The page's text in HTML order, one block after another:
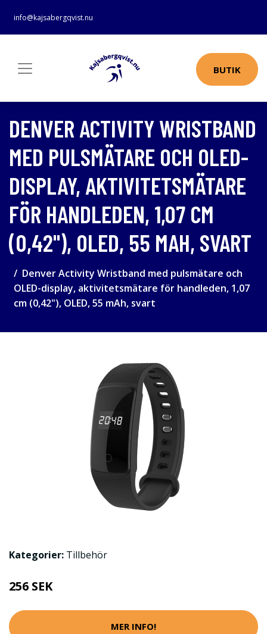
info@kajsabergqvist.nu
BUTIK
DENVER ACTIVITY WRISTBAND
MED PULSMÄTARE OCH OLED-
DISPLAY, AKTIVITETSMÄTARE
FÖR HANDLEDEN, 1,07 CM
(0,42"), OLED, 55 MAH, SVART
Denver Activity Wristband med pulsmätare och
OLED-display, aktivitetsmätare för handleden, 1,07
cm (0,42"), OLED, 55 mAh, svart
Kategorier: Tillbehör
256 SEK
MER INFO!